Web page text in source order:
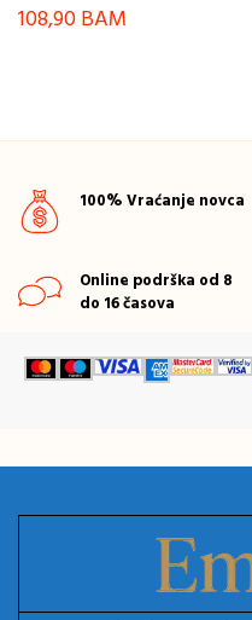
108,90BAM
100% Vraćanje novca
Online podrška od 8
do 16 časova